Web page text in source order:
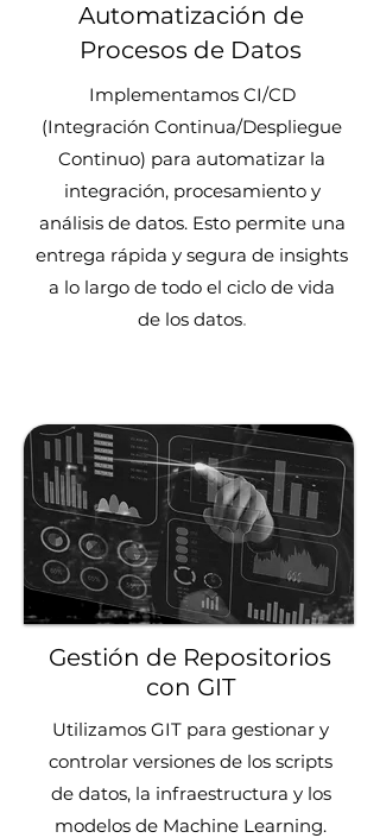
Automatización de
Procesos de Datos
Implementamos CI/CD
(Integración Continua/Despliegue
Continuo) para automatizar la
integración, procesamiento y
análisis de datos. Esto permite una
entrega rápida y segura de insights
a lo largo de todo el ciclo de vida
de los datos.
Gestión de Repositorios
con GIT
Utilizamos GIT para gestionar y
controlar versiones de los scripts
de datos, la infraestructura y los
modelos de Machine Learning.